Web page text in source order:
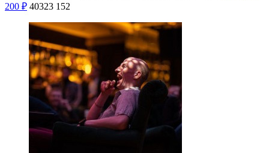
200 ₽ 40323 152